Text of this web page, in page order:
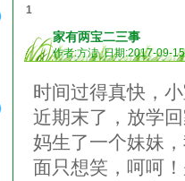
1
家有两宝二三事
作者:方洁 日期:2017-09-15
时间过得真快，
近期末了，放学
妈生了一个妹妹
面只想笑，呵呵